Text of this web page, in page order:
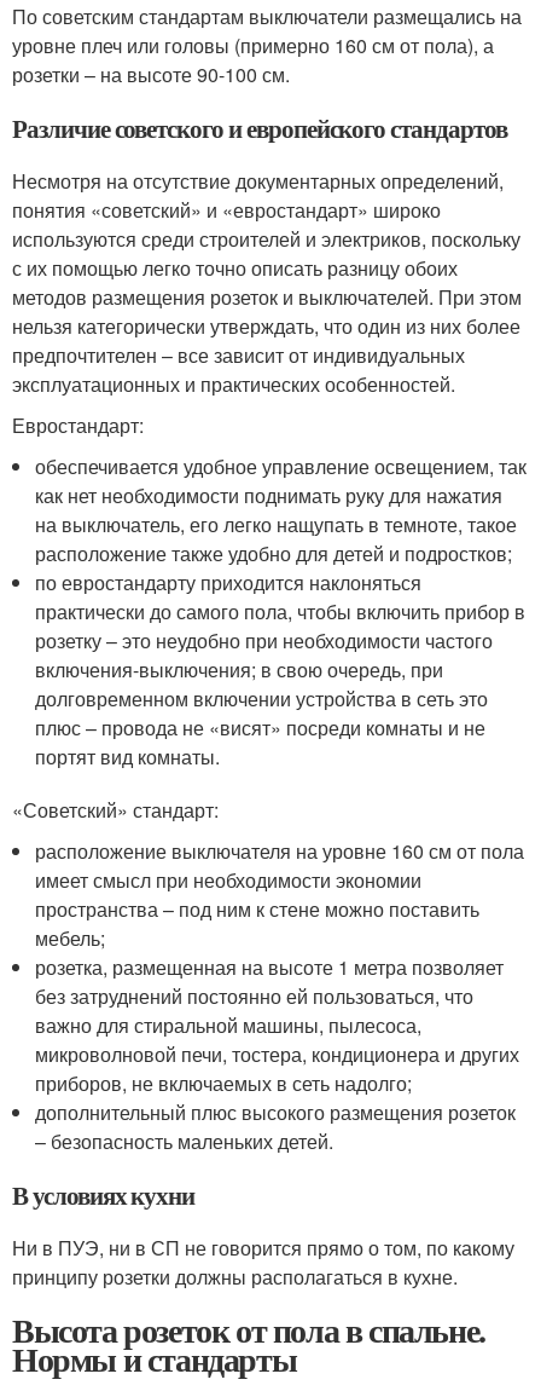
По советским стандартам выключатели размещались на
уровне плеч или головы (примерно 160 см от пола), а
розетки – на высоте 90-100 см.
Различие советского и европейского стандартов
Несмотря на отсутствие документарных определений,
понятия «советский» и «евростандарт» широко
используются среди строителей и электриков, поскольку
с их помощью легко точно описать разницу обоих
методов размещения розеток и выключателей. При этом
нельзя категорически утверждать, что один из них более
предпочтителен – все зависит от индивидуальных
эксплуатационных и практических особенностей.
Евростандарт:
обеспечивается удобное управление освещением, так
как нет необходимости поднимать руку для нажатия
на выключатель, его легко нащупать в темноте, такое
расположение также удобно для детей и подростков;
по евростандарту приходится наклоняться
практически до самого пола, чтобы включить прибор в
розетку – это неудобно при необходимости частого
включения-выключения; в свою очередь, при
долговременном включении устройства в сеть это
плюс – провода не «висят» посреди комнаты и не
портят вид комнаты.
«Советский» стандарт:
расположение выключателя на уровне 160 см от пола
имеет смысл при необходимости экономии
пространства – под ним к стене можно поставить
мебель;
розетка, размещенная на высоте 1 метра позволяет
без затруднений постоянно ей пользоваться, что
важно для стиральной машины, пылесоса,
микроволновой печи, тостера, кондиционера и других
приборов, не включаемых в сеть надолго;
дополнительный плюс высокого размещения розеток
– безопасность маленьких детей.
В условиях кухни
Ни в ПУЭ, ни в СП не говорится прямо о том, по какому
принципу розетки должны располагаться в кухне.
Высота розеток от пола в спальне.
Нормы и стандарты